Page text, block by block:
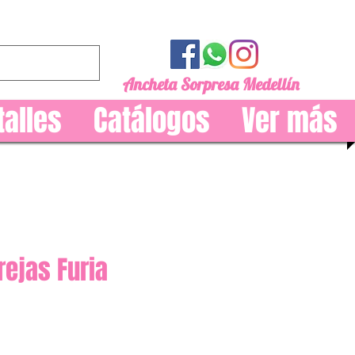
Ancheta Sorpresa Medellín
Catálogos Ver más
Furia